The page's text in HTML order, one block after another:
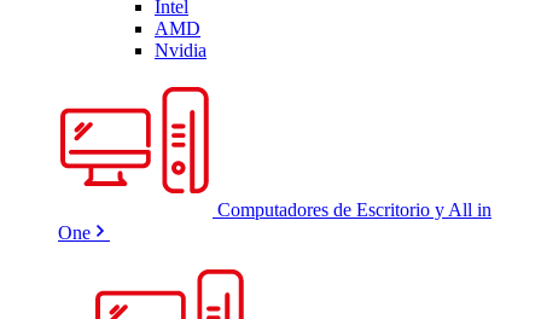
Intel
AMD
Nvidia
Computadores de Escritorio y All in
One